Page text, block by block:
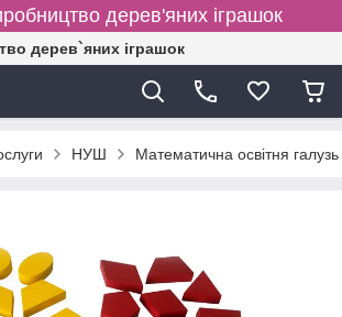
дерев'яних іграшок
дерев`яних іграшок
НУШ Математична освітня галузь